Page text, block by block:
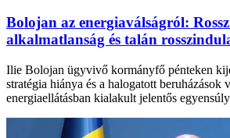
Bolojan az energiaválságról:
alkalmatlanság és talán
Ilie Bolojan ügyvivő kormányfő pénteken
stratégia hiánya és a halogatott beruházások
energiaellátásban kialakult jelentős